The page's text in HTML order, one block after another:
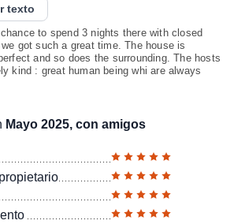
texto
to spend 3 nights there with closed
got such a great time. The house is
and so does the surrounding. The hosts
kind : great human being whi are always
Mayo 2025, con amigos